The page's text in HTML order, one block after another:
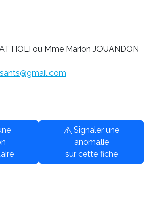
ou Mme Marion JOUANDON
Signaler une
anomalie
sur cette fiche